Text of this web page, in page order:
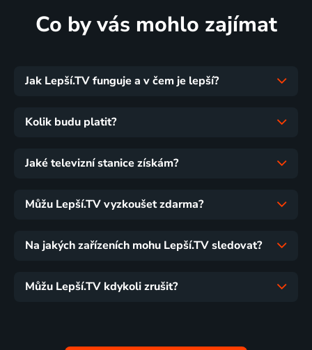
Co by vás mohlo zajímat
Jak Lepší.TV funguje a v čem je lepší?
Kolik budu platit?
Jaké televizní stanice získám?
Můžu Lepší.TV vyzkoušet zdarma?
Na jakých zařízeních mohu Lepší.TV sledovat?
Můžu Lepší.TV kdykoli zrušit?